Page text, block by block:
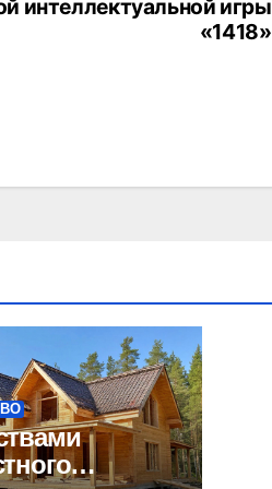
интеллектуальной игры
«1418»